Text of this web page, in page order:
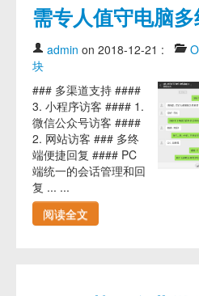
需专人值守电脑
admin on 2018-12-21 :
块
### 多渠道支持 ####
3. 小程序访客 #### 1.
微信公众号访客 ####
2. 网站访客 ### 多终
端便捷回复 #### PC
端统一的会话管理和回
复 ... ...
阅读全文